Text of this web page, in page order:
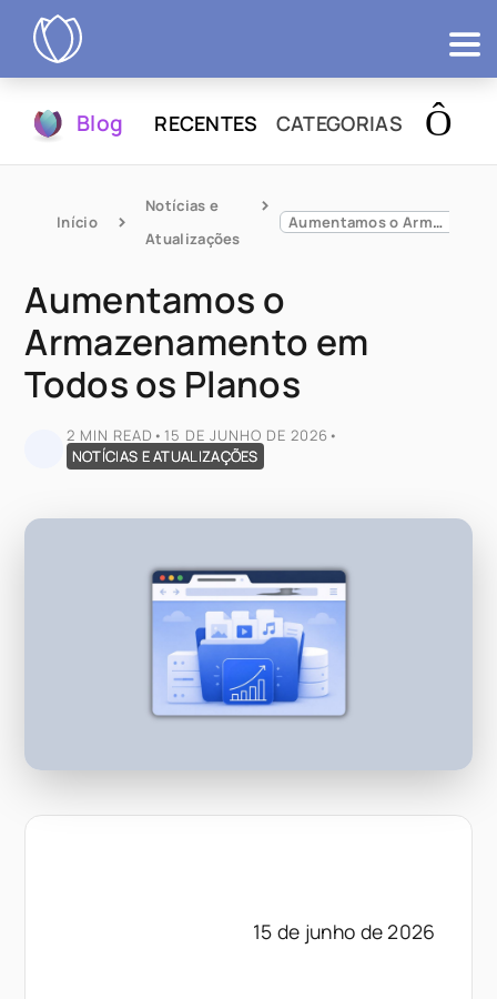
Testár
Blog RECENTES CATEGORIAS
Início
Notícias e
Atualizações
Aumentamos o Armazenamento em Todos os Planos
Aumentamos o
Armazenamento em
Todos os Planos
2 MIN READ • 15 DE JUNHO DE 2026 •
NOTÍCIAS E ATUALIZAÇÕES
15 de junho de 2026